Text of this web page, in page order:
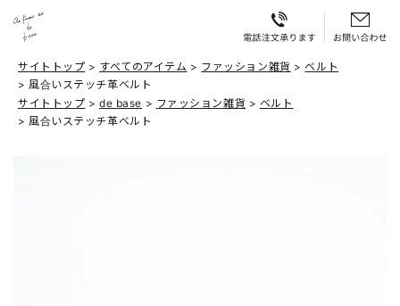
サイトトップ すべてのアイテム ファッション雑貨
ベルト
風合いステッチ革ベルト
サイトトップ
de base ファッション雑貨
ベルト
風合いステッチ革ベルト